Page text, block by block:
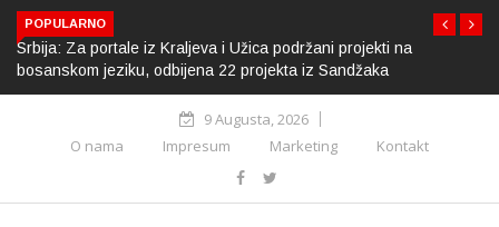
POPULARNO
Srbija: Za portale iz Kraljeva i Užica podržani projekti na
bosanskom jeziku, odbijena 22 projekta iz Sandžaka
9 Augusta, 2026
O nama
Impresum Marketing Kontakt